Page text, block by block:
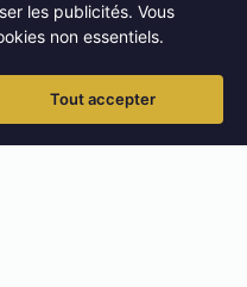
| Lithothérapie -
Theme byCreative
les publicités. Vous
non essentiels.
Tout accepter